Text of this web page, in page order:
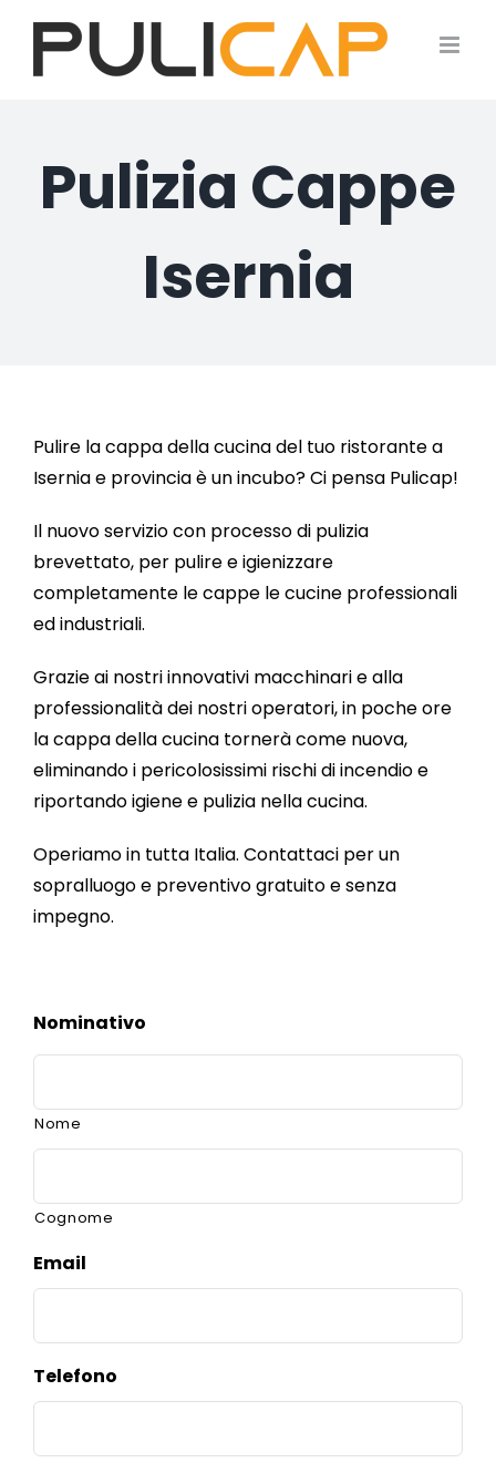
contenuto
Pulizia Cappe
Isernia
Pulire la cappa della cucina del tuo ristorante a
Isernia e provincia è un incubo? Ci pensa Pulicap!
Il nuovo servizio con processo di pulizia
brevettato, per pulire e igienizzare
completamente le cappe le cucine professionali
ed industriali.
Grazie ai nostri innovativi macchinari e alla
professionalità dei nostri operatori, in poche ore
la cappa della cucina tornerà come nuova,
eliminando i pericolosissimi rischi di incendio e
riportando igiene e pulizia nella cucina.
Operiamo in tutta Italia. Contattaci per un
sopralluogo e preventivo gratuito e senza
impegno.
Nominativo
Nome
Cognome
Email
Telefono